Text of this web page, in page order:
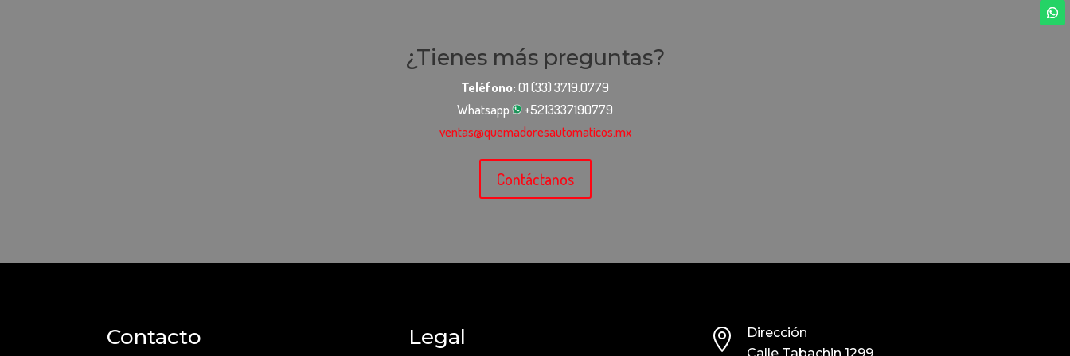
¿Tienes más preguntas?
Teléfono:01 (33) 3719.0779
Whatsapp
+5213337190779
ventas@quemadoresautomaticos.mx
Contáctanos
Contacto Legal 
Dirección